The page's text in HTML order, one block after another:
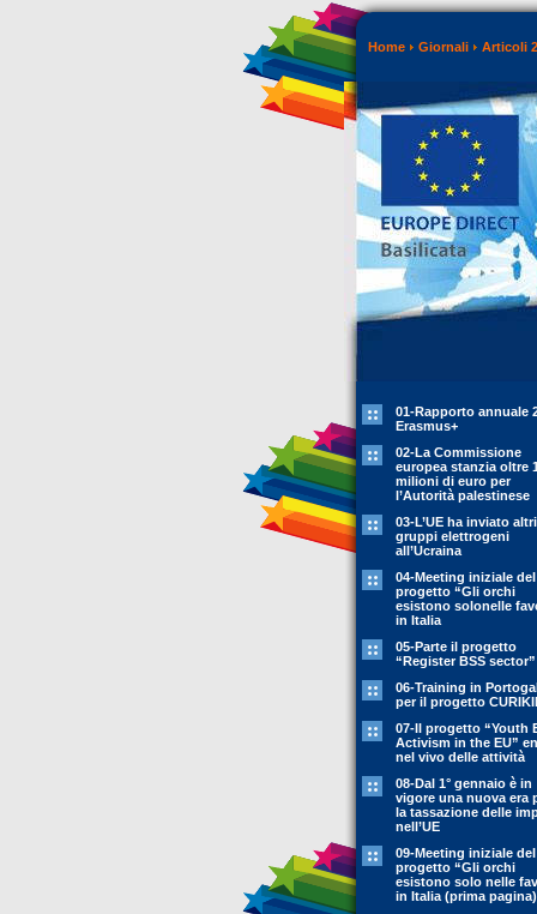
Home Giornali Articoli
01-Rapporto annuale
Erasmus+
02-La Commissione
europea stanzia oltre
milioni di euro per
l’Autorità palestinese
03-L’UE ha inviato
gruppi elettrogeni
all’Ucraina
04-Meeting iniziale del
progetto “Gli orchi
esistono solonelle
in Italia
05-Parte il progetto
“Register BSS sector”
06-Training in
per il progetto
07-Il progetto “Youth
Activism in the EU”
nel vivo delle attività
08-Dal 1° gennaio è in
vigore una nuova era
la tassazione delle
nell’UE
09-Meeting iniziale del
progetto “Gli orchi
esistono solo nelle
in Italia (prima pagina)